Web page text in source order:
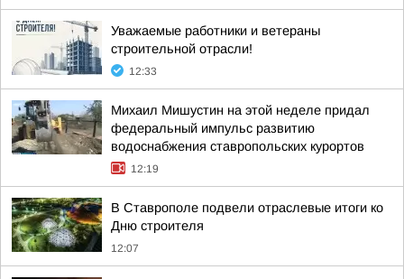
Уважаемые работники и ветераны
строительной отрасли!
12:33
Михаил Мишустин на этой неделе придал
федеральный импульс развитию
водоснабжения ставропольских курортов
12:19
В Ставрополе подвели отраслевые итоги ко
Дню строителя
12:07